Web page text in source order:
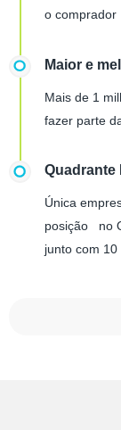
o comprador
Maior e
Mais de 1
fazer parte
Quadrante
Única
posição no
junto com